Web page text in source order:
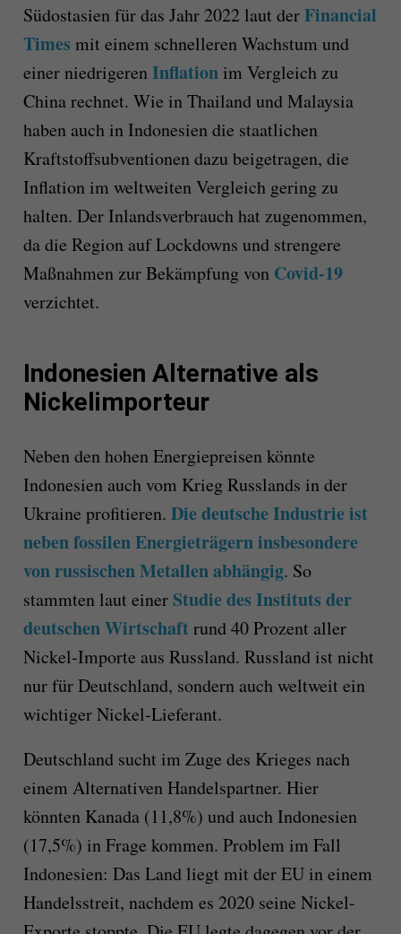
Südostasien für das Jahr 2022 laut derFinancial
Times mit einem schnelleren Wachstum und
einer niedrigerenInflationim Vergleich zu
China rechnet. Wie in Thailand und Malaysia
haben auch in Indonesien die staatlichen
Kraftstoffsubventionen dazu beigetragen, die
Inflation im weltweiten Vergleich gering zu
halten. Der Inlandsverbrauch hat zugenommen,
da die Region auf Lockdowns und strengere
Maßnahmen zur Bekämpfung von Covid-19
verzichtet.
Indonesien Alternative als
Nickelimporteur
Neben den hohen Energiepreisen könnte
Indonesien auch vom Krieg Russlands in der
Ukraine profitieren. Die deutsche Industrie ist
neben fossilen Energieträgern insbesondere
von russischen Metallen abhängig. So
stammten laut einerStudie des Instituts der
deutschen Wirtschaft rund 40 Prozent aller
Nickel-Importe aus Russland. Russland ist nicht
nur für Deutschland, sondern auch weltweit ein
wichtiger Nickel-Lieferant.
Deutschland sucht im Zuge des Krieges nach
einem Alternativen Handelspartner. Hier
könnten Kanada (11,8%) und auch Indonesien
(17,5%) in Frage kommen. Problem im Fall
Indonesien: Das Land liegt mit der EU in einem
Handelsstreit, nachdem es 2020 seine Nickel-